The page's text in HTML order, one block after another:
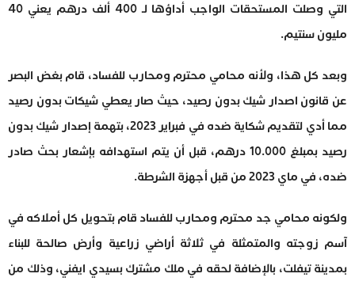
التي وصلت المستحقات الواجب أداؤها لـ 400 ألف درهم يعني 40
مليون سنتيم.
وبعد كل هذا، ولأنه محامي محترم ومحارب للفساد، قام بغض البصر
عن قانون اصدار شيك بدون رصيد، حيث صار يعطي شيكات بدون رصيد
مما أدي لتقديم شكاية ضده في فبراير 2023، بتهمة إصدار شيك بدون
رصيد بمبلغ 10.000 درهم، قبل أن يتم استهدافه بإشعار بحث صادر
ضده، في ماي 2023 من قبل أجهزة الشرطة.
ولكونه محامي جد محترم ومحارب للفساد قام بتحويل كل أملاكه في
آسم زوجته والمتمثلة في ثلاثة أراضي زراعية وأرض صالحة للبناء
بمدينة تيفلت، بالإضافة لحقه في ملك مشترك بسيدي ايفني، وذلك من